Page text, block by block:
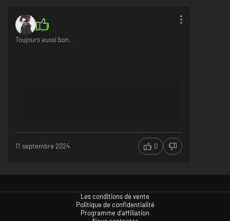
Toujours aussi bon.
11 septembre 2024 0
Les conditions de vente
Politique de confidentialité
Programme d'affiliation